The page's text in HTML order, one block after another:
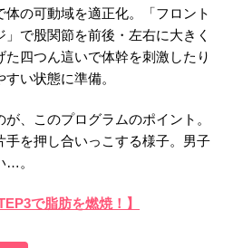
の可動域を適正化。「フロント
で股関節を前後・左右に大きく
四つん這いで体幹を刺激したり
い状態に準備。
、このプログラムのポイント。
手を押し合いっこする様子。男子
…。
で脂肪を燃焼！】